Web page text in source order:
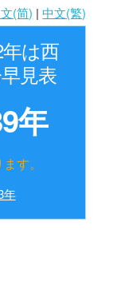
(简) |中文(繁)
は西
見表
年
す。
年